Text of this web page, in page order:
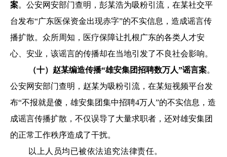
案。公安网安部门查明，彭某浩为吸粉引流，在某社交平
台发布“广东医保资金出现赤字”的不实信息，造成谣言传
播扩散。众所周知，医疗保障让扎根广东的各类人才安
心、安业，该谣言的传播却在当地引发了不良社会影响。
（十）赵某编造传播“雄安集团招聘数万人”谣言案。
公安网安部门查明，赵某为吸粉引流，在某短视频平台发
布“不报就是傻，雄安集团集中招聘4万人”的不实信息，造
成谣言传播扩散，不仅误导了大量求职者，还对雄安集团
的正常工作秩序造成了干扰。
以上人员均已被依法追究法律责任。